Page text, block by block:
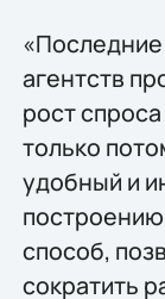
агентств
рост
только
удобный и
способ,
сократить